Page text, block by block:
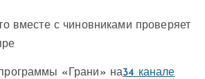
вместе с чиновниками проверяет
«Грани» на34 канале